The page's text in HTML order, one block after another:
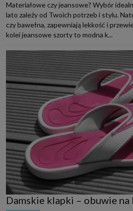
Materiałowe czy jeansowe? Wybór
lato zależy od Twoich potrzeb i stylu.
czy bawełna, zapewniają lekkość i
kolei jeansowe szorty to modna k...
Damskie klapki – obuwie na